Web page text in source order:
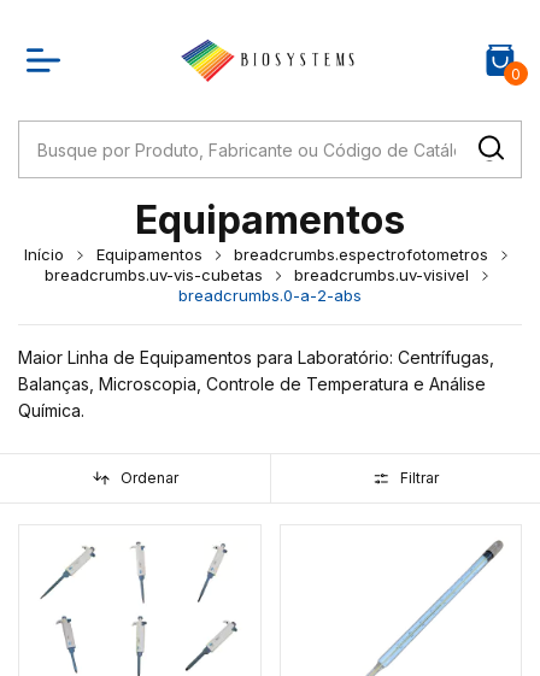
0
Equipamentos
Início Equipamentos
breadcrumbs.espectrofotometros
breadcrumbs.uv-vis-cubetas
breadcrumbs.uv-visivel
breadcrumbs.0-a-2-abs
Maior Linha de Equipamentos para Laboratório: Centrífugas,
Balanças, Microscopia, Controle de Temperatura e Análise
Química.
Ordenar Filtrar